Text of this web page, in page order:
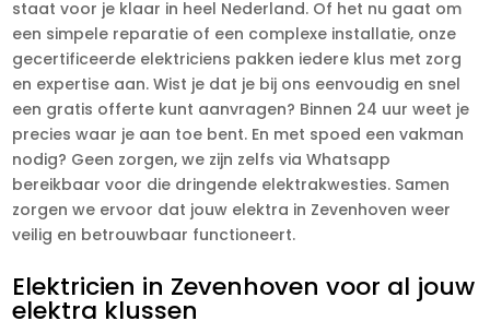
staat voor je klaar in heel Nederland. Of het nu gaat om
een simpele reparatie of een complexe installatie, onze
gecertificeerde elektriciens pakken iedere klus met zorg
en expertise aan. Wist je dat je bij ons eenvoudig en snel
een gratis offerte kunt aanvragen? Binnen 24 uur weet je
precies waar je aan toe bent. En met spoed een vakman
nodig? Geen zorgen, we zijn zelfs via Whatsapp
bereikbaar voor die dringende elektrakwesties. Samen
zorgen we ervoor dat jouw elektra in Zevenhoven weer
veilig en betrouwbaar functioneert.
Elektricien in Zevenhoven voor al jouw
elektra klussen